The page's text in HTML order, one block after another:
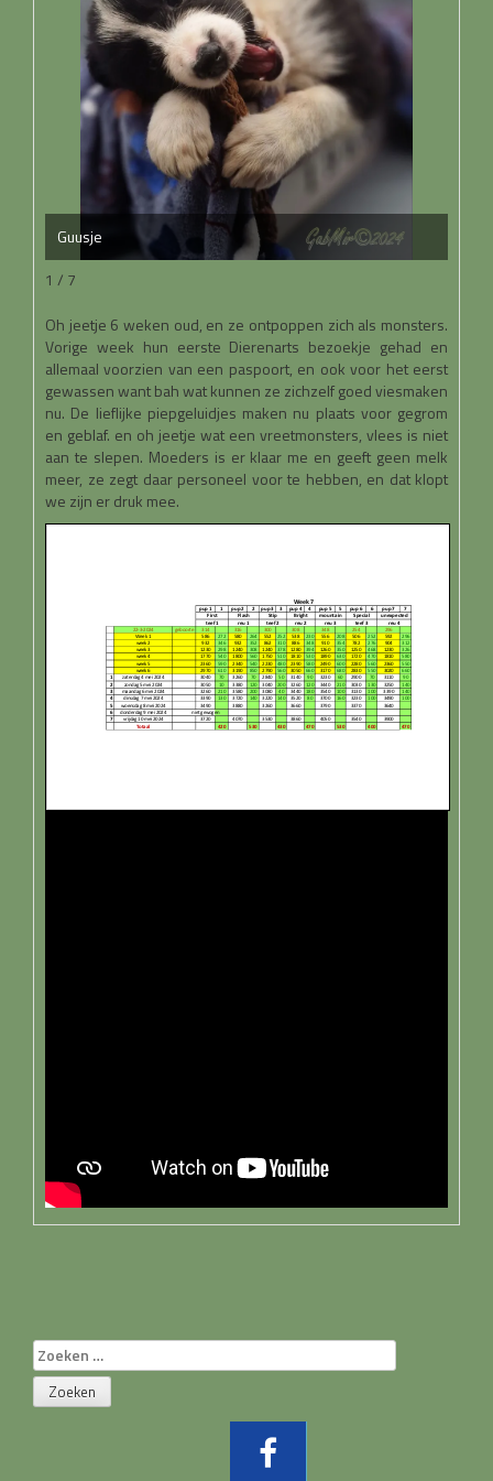
Guusje
1 / 7
Oh jeetje 6 weken oud, en ze ontpoppen zich als monsters.
Vorige week hun eerste Dierenarts bezoekje gehad en
allemaal voorzien van een paspoort, en ook voor het eerst
gewassen want bah wat kunnen ze zichzelf goed viesmaken
nu. De lieflijke piepgeluidjes maken nu plaats voor gegrom
en geblaf. en oh jeetje wat een vreetmonsters, vlees is niet
aan te slepen. Moeders is er klaar me en geeft geen melk
meer, ze zegt daar personeel voor te hebben, en dat klopt
we zijn er druk mee.
Zoeken
naar: